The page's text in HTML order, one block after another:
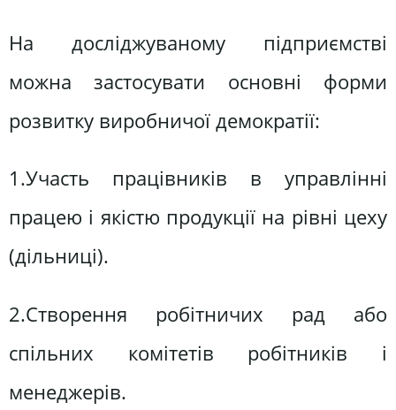
На досліджуваному підприємстві
можна застосувати основні форми
розвитку виробничої демократії:
1.Участь працівників в управлінні
працею і якістю продукції на рівні цеху
(дільниці).
2.Створення робітничих рад або
спільних комітетів робітників і
менеджерів.